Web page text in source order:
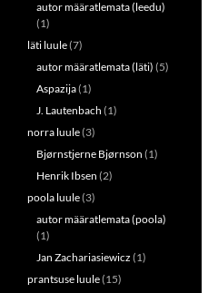
autor määratlemata (leedu)
(1)
läti luule(7)
autor määratlemata (läti) (5)
Aspazija(1)
J. Lautenbach (1)
norra luule(3)
Bjørnstjerne Bjørnson (1)
Henrik Ibsen (2)
poola luule(3)
autor määratlemata (poola)
(1)
Jan Zachariasiewicz (1)
prantsuse luule(15)